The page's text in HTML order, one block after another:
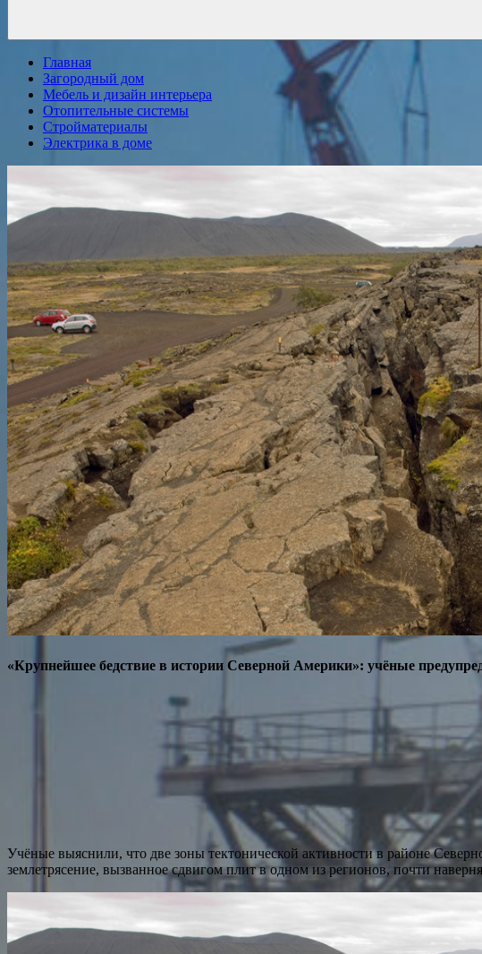
Главная
Загородный дом
Мебель и дизайн интерьера
Отопительные системы
Стройматериалы
Электрика в доме
«Крупнейшее бедствие в истории Северной Америки»: учёные
Учёные выяснили, что две зоны тектонической активности в районе
землетрясение, вызванное сдвигом плит в одном из регионов, почти